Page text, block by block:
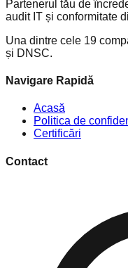
Partenerul tău de
audit IT și conformitate
Una dintre cele 19
și DNSC.
Navigare Rapidă
Acasă
Politica de
Certificări
Contact